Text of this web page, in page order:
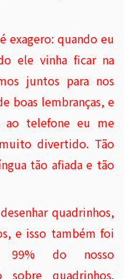
exagero: quando eu
ele vinha ficar na
juntos para nos
boas lembranças, e
ao telefone eu me
divertido. Tão
tão afiada e tão
quadrinhos,
e isso também foi
99% do nosso
sobre quadrinhos.